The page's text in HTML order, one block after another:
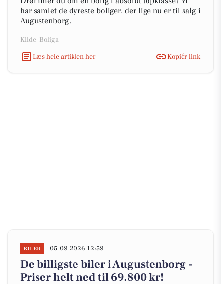
har samlet de dyreste boliger, der lige nu er til salg i
Augustenborg.
Kilde: Boliga
Læs hele artiklen her
Kopiér link
BILER 05-08-2026 12:58
De billigste biler i Augustenborg -
Priser helt ned til 69.800 kr!